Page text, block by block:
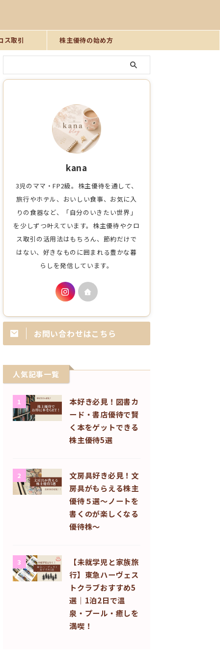
ス取引 株主優待の始め方
kana
3児のママ・FP2級。株主優待を通して、
旅行やホテル、おいしい食事、お気に入
りの食器など、「自分のいきたい世界」
を少しずつ叶えています。株主優待やクロ
ス取引の活用法はもちろん、節約だけで
はない、好きなものに囲まれる豊かな暮
らしを発信しています。
お問い合わせはこちら
人気記事一覧
1
本好き必見！図書カ
ード・書店優待で賢
く本をゲットできる
株主優待5選
2
文房具好き必見！文
房具がもらえる株主
優待５選〜ノートを
書くのが楽しくなる
優待株〜
3
【未就学児と家族旅
行】東急ハーヴェス
トクラブおすすめ5
選｜1泊2日で温
泉・プール・癒しを
満喫！